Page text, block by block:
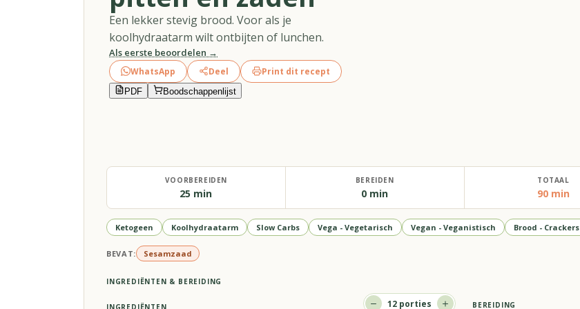
Een lekker stevig brood. Voor als je
koolhydraatarm wilt ontbijten of lunchen.
Als eerste beoordelen →
WhatsApp Deel Print dit recept
PDF Boodschappenlijst
VOORBEREIDEN
25 min
BEREIDEN
0 min
TOTAAL
90 min
Ketogeen Koolhydraatarm Slow Carbs Vega - Vegetarisch Vegan - Veganistisch Brood - Crackers
BEVAT: Sesamzaad
INGREDIËNTEN & BEREIDING
INGREDIËNTEN 12 porties BEREIDING